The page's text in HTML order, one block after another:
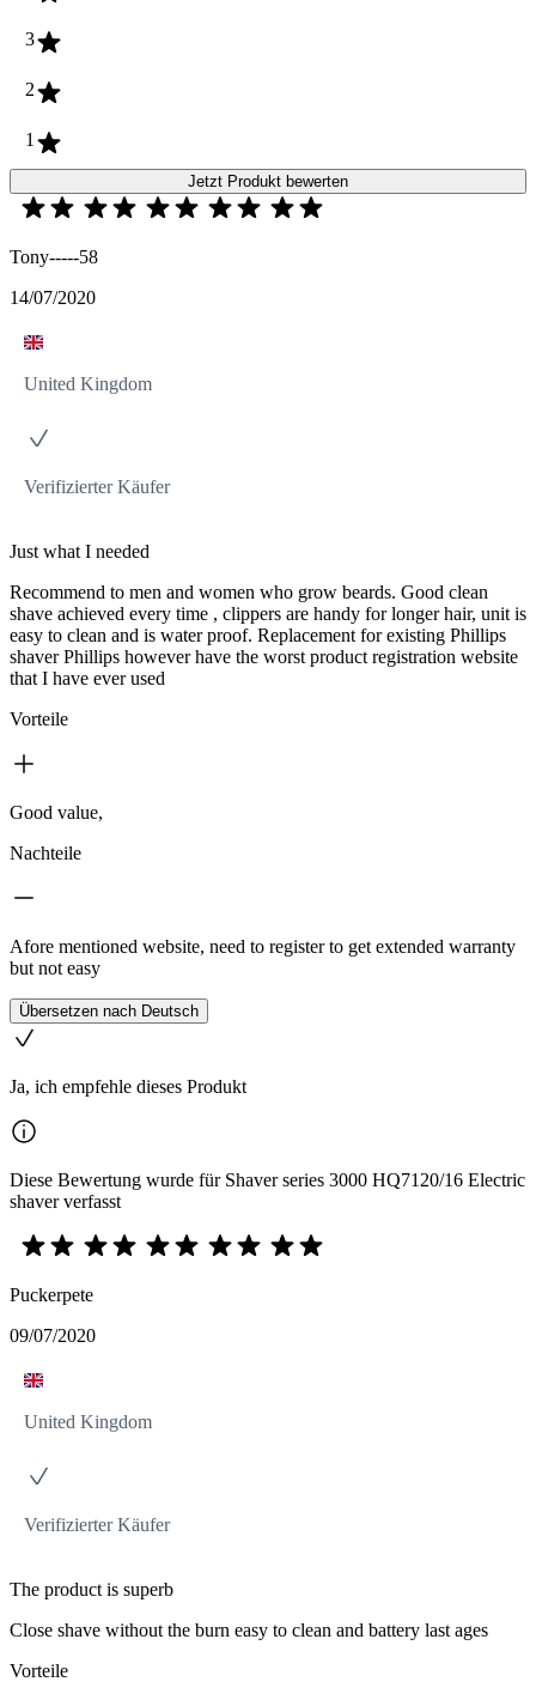
3
2
1
Jetzt Produkt bewerten
Tony-----58
14/07/2020
United Kingdom
Verifizierter Käufer
Just what I needed
Recommend to men and women who grow beards. Good clean
shave achieved every time , clippers are handy for longer hair, unit is
easy to clean and is water proof. Replacement for existing Phillips
shaver Phillips however have the worst product registration website
that I have ever used
Vorteile
Good value,
Nachteile
Afore mentioned website, need to register to get extended warranty
but not easy
Übersetzen nach Deutsch
Ja, ich empfehle dieses Produkt
Diese Bewertung wurde für Shaver series 3000 HQ7120/16 Electric
shaver verfasst
Puckerpete
09/07/2020
United Kingdom
Verifizierter Käufer
The product is superb
Close shave without the burn easy to clean and battery last ages
Vorteile